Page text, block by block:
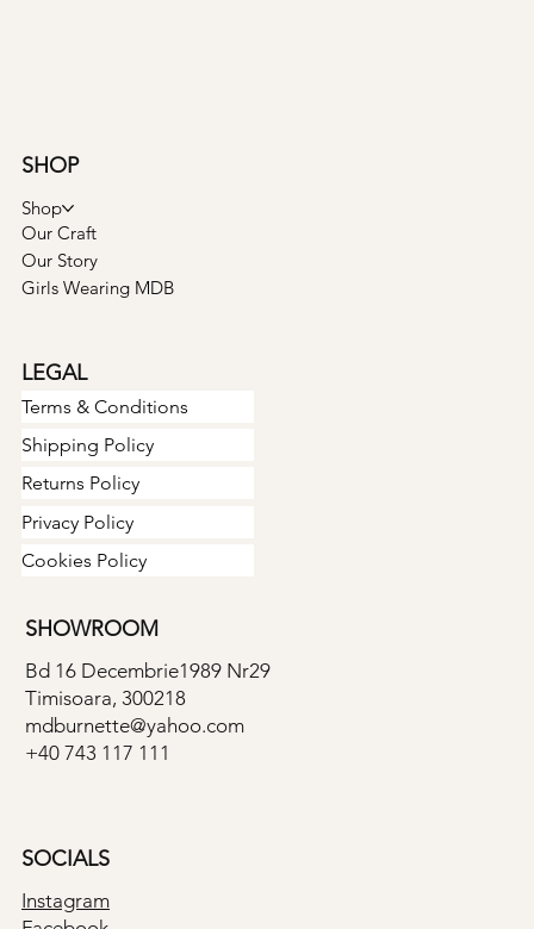
SHOP
Shop
Our Craft
Our Story
Girls Wearing MDB
Terms & Conditions
LEGAL
Shipping Policy
Returns Policy
Privacy Policy
Cookies Policy
SHOWROOM
Bd 16 Decembrie1989 Nr29
Timisoara, 300218
mdburnette@yahoo.com
+40 743 117 111
SOCIALS
Instagram